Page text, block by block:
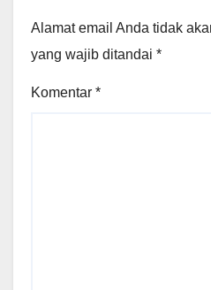
Alamat email Anda tidak
yang wajib ditandai *
Komentar *